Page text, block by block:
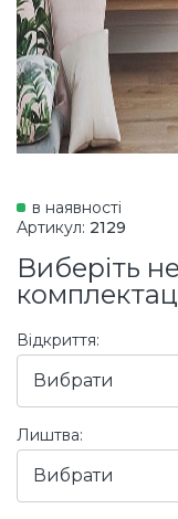
в наявності
Артикул: 2129
Виберіть
Відкриття:
Вибрати
Лиштва:
Вибрати